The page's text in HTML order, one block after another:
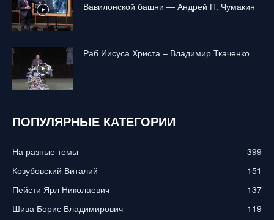
Вавилонской башни — Андрей П. Чумакин
Раб Иисуса Христа – Владимир Ткаченко
ПОПУЛЯРНЫЕ КАТЕГОРИИ
На разные темы
399
Козубовский Виталий
151
Пейсти Ярл Николаевич
137
Шива Борис Владимирович
119